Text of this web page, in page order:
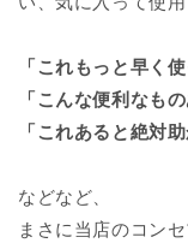
「これもっと早く
「こんな便利なも
「これあると絶対
などなど、
まさに当店のコン